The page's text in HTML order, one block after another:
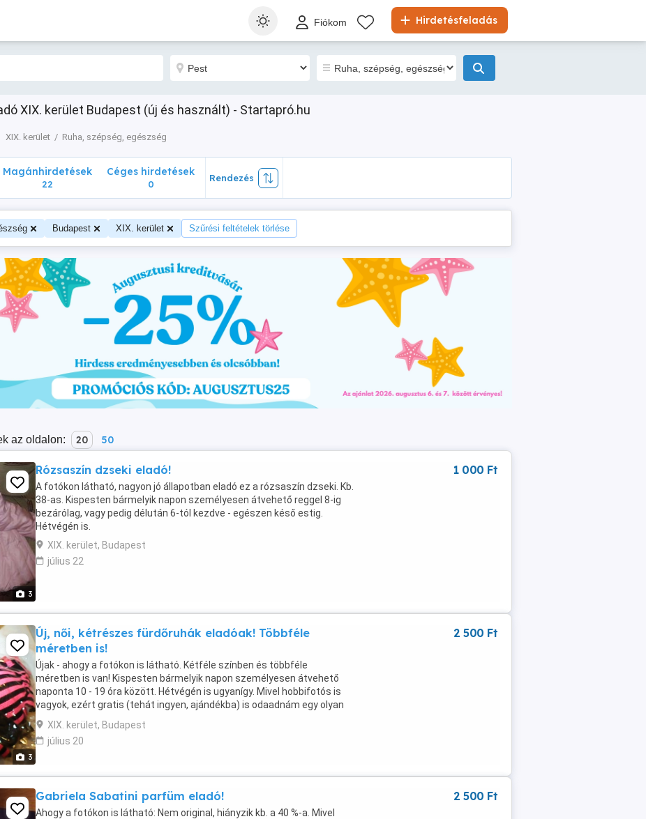
Hirdetésfeladás
Fiókom
XIX. kerület Budapest (új és használt) - Startapró.hu
XIX. kerület Ruha, szépség, egészség
Magánhirdetések
22
Céges hirdetések
0
Rendezés
Budapest XIX. kerület Szűrési feltételek törlése
az oldalon: 20 50
3
Rózsaszín dzseki eladó!
A fotókon látható, nagyon jó állapotban eladó ez a rózsaszín dzseki. Kb.
38-as. Kispesten bármelyik napon személyesen átvehető reggel 8-ig
bezárólag, vagy pedig délután 6-tól kezdve - egészen késő estig.
Hétvégén is.
XIX. kerület, Budapest
július 22
1 000 Ft
3
Új, női, kétrészes fürdőruhák eladóak! Többféle
méretben is!
Újak - ahogy a fotókon is látható. Kétféle színben és többféle
méretben is van! Kispesten bármelyik napon személyesen átvehető
naponta 10 - 19 óra között. Hétvégén is ugyanígy. Mivel hobbifotós is
vagyok, ezért gratis (tehát ingyen, ajándékba) is odaadnám egy olyan
nőnek, aki modellt állna egy aktfotó-sorozathoz, ...
XIX. kerület, Budapest
július 20
2 500 Ft
Gabriela Sabatini parfüm eladó!
Ahogy a fotókon is látható: Nem original, hiányzik kb. a 40 %-a. Mivel
2 500 Ft